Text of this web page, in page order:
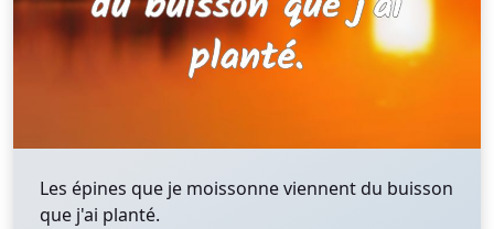
Les épines que je moissonne viennent du buisson
que j'ai planté.